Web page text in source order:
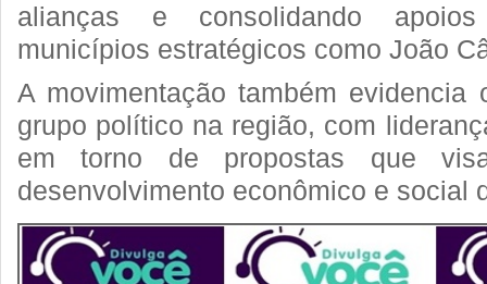
alianças e consolidando
municípios estratégicos como João
A movimentação também evidencia
grupo político na região, com
em torno de propostas que
desenvolvimento econômico e social